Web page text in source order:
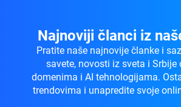
Najnoviji članci iz
Pratite naše najnovije članke i
savete, novosti iz sveta i Srbije
domenima i AI tehnologijama.
trendovima i unapredite svoje